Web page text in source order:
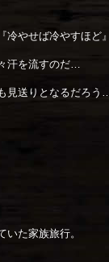
やせば冷やすほど
汗を流すのだ…
見送りとなるだろう
た家族旅行。